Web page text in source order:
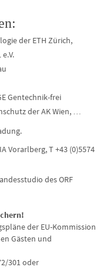
der ETH Zürich,
Gentechnik-frei
der AK Wien, …
Vorarlberg, T +43 (0)5574
des ORF
der EU-Kommission
Gästen und
301 oder